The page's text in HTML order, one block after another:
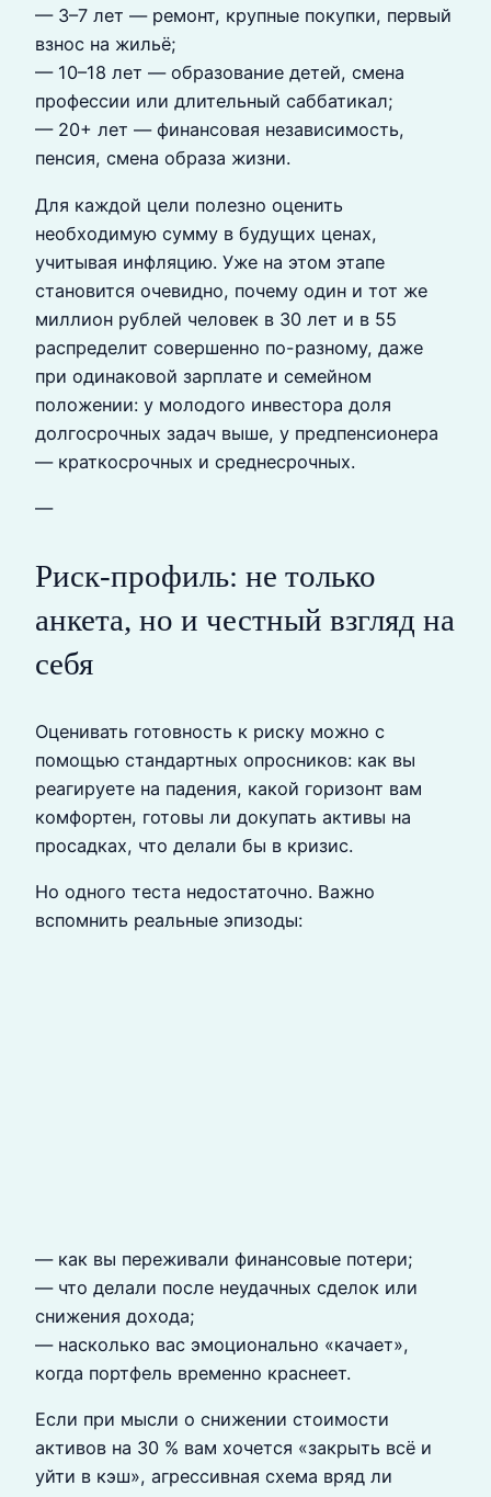
— 3–7 лет — ремонт, крупные покупки, первый
взнос на жильё;
— 10–18 лет — образование детей, смена
профессии или длительный саббатикал;
— 20+ лет — финансовая независимость,
пенсия, смена образа жизни.
Для каждой цели полезно оценить
необходимую сумму в будущих ценах,
учитывая инфляцию. Уже на этом этапе
становится очевидно, почему один и тот же
миллион рублей человек в 30 лет и в 55
распределит совершенно по-разному, даже
при одинаковой зарплате и семейном
положении: у молодого инвестора доля
долгосрочных задач выше, у предпенсионера
— краткосрочных и среднесрочных.
—
Риск-профиль: не только
анкета, но и честный взгляд на
себя
Оценивать готовность к риску можно с
помощью стандартных опросников: как вы
реагируете на падения, какой горизонт вам
комфортен, готовы ли докупать активы на
просадках, что делали бы в кризис.
Но одного теста недостаточно. Важно
вспомнить реальные эпизоды:
— как вы переживали финансовые потери;
— что делали после неудачных сделок или
снижения дохода;
— насколько вас эмоционально «качает»,
когда портфель временно краснеет.
Если при мысли о снижении стоимости
активов на 30 % вам хочется «закрыть всё и
уйти в кэш», агрессивная схема вряд ли